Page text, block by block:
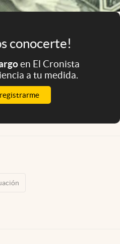
conocerte!
en El Cronista
a tu medida.